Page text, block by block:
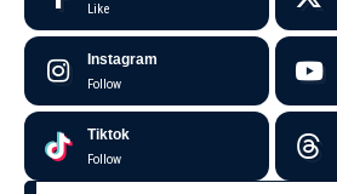
Like
Instagram
Follow
Tiktok
Follow